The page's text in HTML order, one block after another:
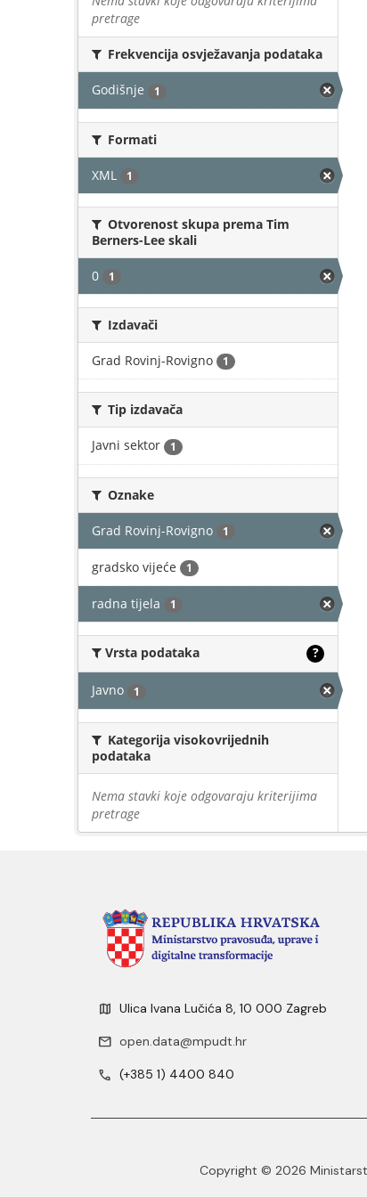
pretrage
Frekvencija osvježavanja podataka
Godišnje 1
Formati
XML 1
Otvorenost skupa prema Tim
Berners-Lee skali
0 1
Izdavači
Grad Rovinj-Rovigno 1
Tip izdavača
Javni sektor 1
Oznake
Grad Rovinj-Rovigno 1
gradsko vijeće 1
radna tijela 1
Vrsta podataka ?
Javno 1
Kategorija visokovrijednih
podataka
Nema stavki koje odgovaraju kriterijima
pretrage